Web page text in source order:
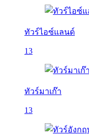
ทัวร์ไอซ์แลนด์
13
ทัวร์มาเก๊า
13